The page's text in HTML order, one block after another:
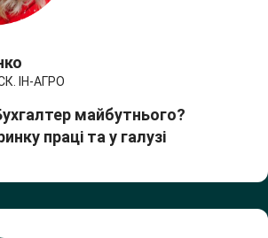
ІН-АГРО
майбутнього?
праці та у галузі